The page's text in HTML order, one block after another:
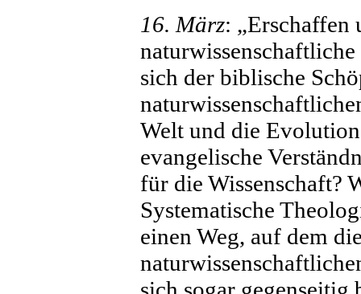
16. März: „Erschaffen
sich der biblische
Welt und die Evolution
evangelische
für die Wissenschaft?
Systematische
einen Weg, auf dem